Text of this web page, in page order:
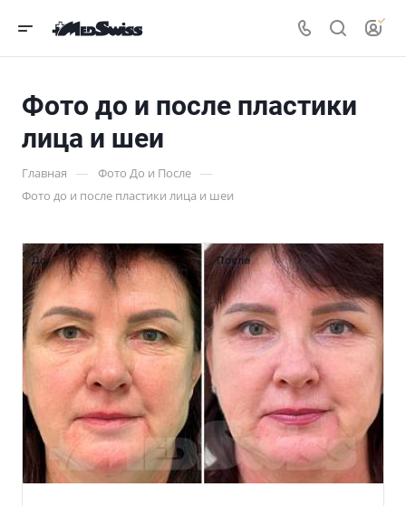
Фото до и после пластики
лица и шеи
Главная — Фото До и После —
Фото до и после пластики лица и шеи